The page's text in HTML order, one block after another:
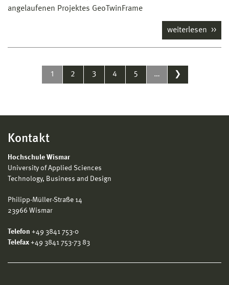
angelaufenen Projektes GeoTwinFrame
weiterlesen
1 2 3 4 5 … ❯
Kontakt
Hochschule Wismar
University of Applied Sciences
Technology, Business and Design
Philipp-Müller-Straße 14
23966 Wismar
Telefon +49 3841 753-0
Telefax +49 3841 753-73 83